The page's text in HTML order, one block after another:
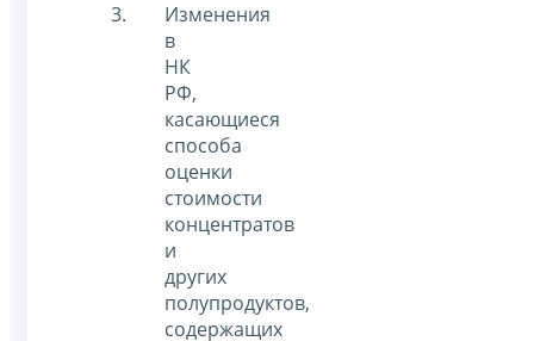
Изменения
в
НК
РФ,
касающиеся
способа
оценки
стоимости
концентратов
и
других
полупродуктов,
содержащих